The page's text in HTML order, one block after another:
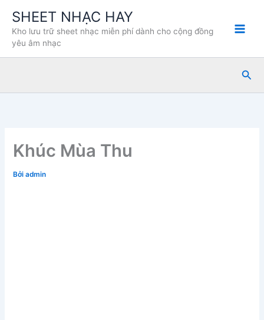
dung
SHEET NHẠC HAY
Kho lưu trữ sheet nhạc miễn phí dành cho cộng đồng
yêu âm nhạc
Tìm
Khúc Mùa Thu
Bởiadmin